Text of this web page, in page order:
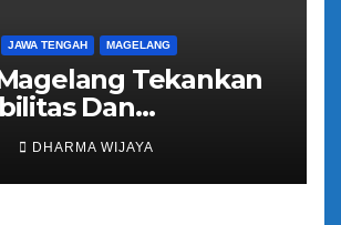
JAWA TENGAH MAGELANG
Tekankan
Dan
Pengelolaan
Keuangan Parpol
DHARMA WIJAYA